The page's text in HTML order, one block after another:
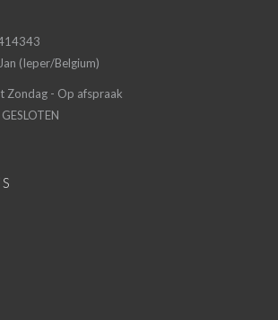
(Ieper/Belgium)
Zondag - Op afspraak